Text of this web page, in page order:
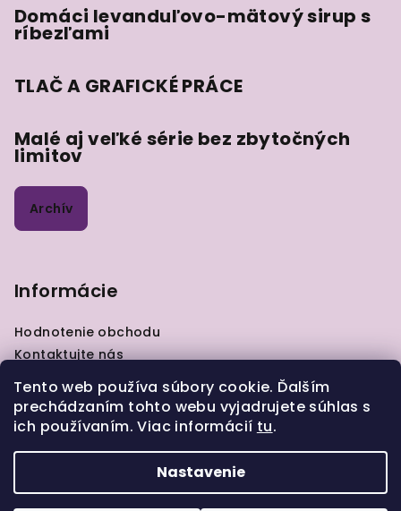
Tento web používa súbory cookie. Ďalším
prechádzaním tohto webu vyjadrujete súhlas s
ich používaním. Viac informácií tu.
Nastavenie
Domáci levanduľovo-mätový sirup s
ríbezľami
TLAČ A GRAFICKÉ PRÁCE
Malé aj veľké série bez zbytočných
limitov
Archív
Informácie
Hodnotenie obchodu
Kontaktujte nás
GDPR
Zásady pre vrátenie tovaru